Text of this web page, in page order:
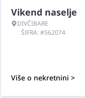
Vikend naselje
DIVČIBARE
ŠIFRA: #562074
Više o nekretnini >